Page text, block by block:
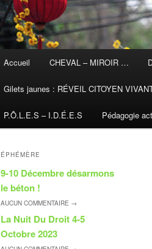
Accueil CHEVAL – MIROIR …
Gilets jaunes : RÉVEIL CITOYEN
P.Ô.L.E.S – I.D.É.E.S Pédagogie
ÉPHÉMÈRE
9-10 Décembre désarmons
le béton !
AUCUN COMMENTAIRE →
La Nuit Du Droit 4-5
Octobre 2023